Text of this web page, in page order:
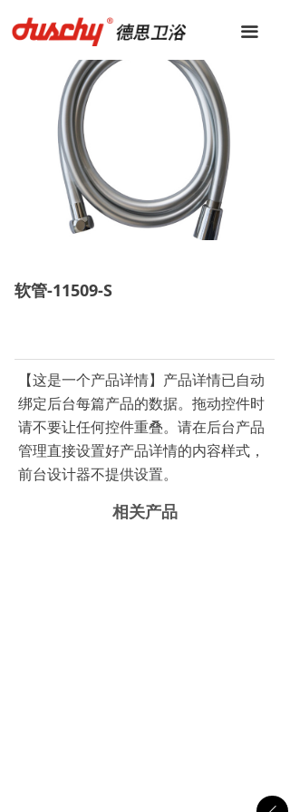
끀
【这是一个产品详情】产品详情已自动
绑定后台每篇产品的数据。拖动控件时
请不要让任何控件重叠。请在后台产品
管理直接设置好产品详情的内容样式，
前台设计器不提供设置。
相关产品
软管-11509-S